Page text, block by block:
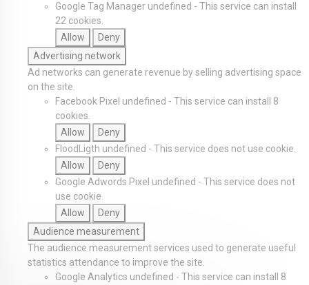
Google Tag Manager undefined - This service can install
22 cookies.
Allow
Deny
Advertising network
Ad networks can generate revenue by selling advertising space
on the site.
Facebook Pixel undefined - This service can install 8
cookies.
Allow
Deny
FloodLigth undefined - This service does not use cookie.
Allow
Deny
Google Adwords Pixel undefined - This service does not
use cookie.
Allow
Deny
Audience measurement
The audience measurement services used to generate useful
statistics attendance to improve the site.
Google Analytics undefined - This service can install 8